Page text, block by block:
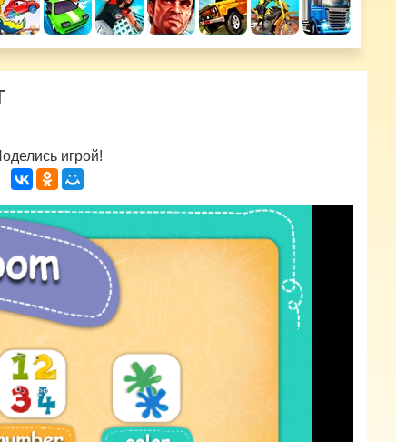
игрой!